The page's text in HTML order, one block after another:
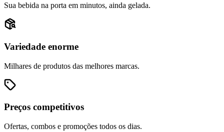
Sua bebida na porta em minutos, ainda gelada.
Variedade enorme
Milhares de produtos das melhores marcas.
Preços competitivos
Ofertas, combos e promoções todos os dias.